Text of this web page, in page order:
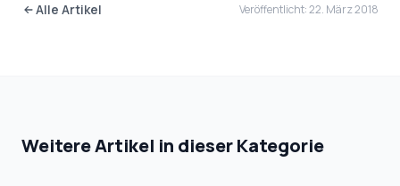
Alle Artikel Veröffentlicht: 22. März 2018
Weitere Artikel in dieser Kategorie